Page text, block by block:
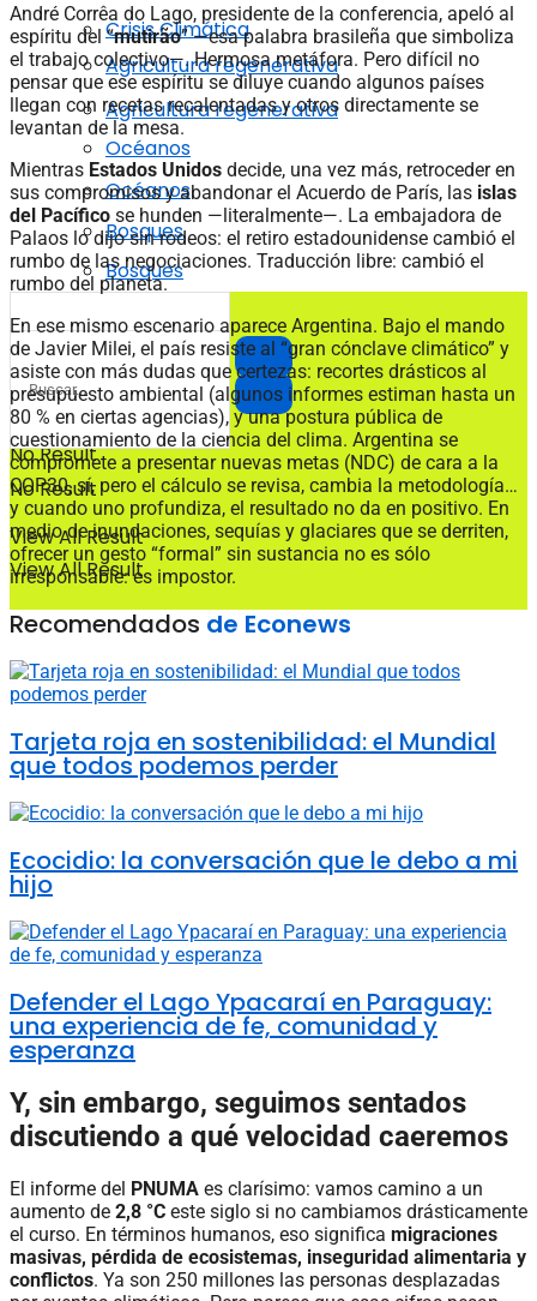
Agricultura regenerativa
Océanos
Bosques
No Result
View All Result
Crisis Climática
Agricultura regenerativa
Océanos
Bosques
No Result
View All Result
André Corrêa do Lago, presidente de la conferencia, apeló al
espíritu del “mutirão” —esa palabra brasileña que simboliza
el trabajo colectivo—. Hermosa metáfora. Pero difícil no
pensar que ese espíritu se diluye cuando algunos países
llegan con recetas recalentadas y otros directamente se
levantan de la mesa.
Mientras Estados Unidos decide, una vez más, retroceder en
sus compromisos y abandonar el Acuerdo de París, las islas
del Pacífico se hunden —literalmente—. La embajadora de
Palaos lo dijo sin rodeos: el retiro estadounidense cambió el
rumbo de las negociaciones. Traducción libre: cambió el
rumbo del planeta.
En ese mismo escenario aparece Argentina. Bajo el mando
de Javier Milei, el país resiste al “gran cónclave climático” y
asiste con más dudas que certezas: recortes drásticos al
presupuesto ambiental (algunos informes estiman hasta un
80 % en ciertas agencias), y una postura pública de
cuestionamiento de la ciencia del clima. Argentina se
compromete a presentar nuevas metas (NDC) de cara a la
COP30, sí, pero el cálculo se revisa, cambia la metodología…
y cuando uno profundiza, el resultado no da en positivo. En
medio de inundaciones, sequías y glaciares que se derriten,
ofrecer un gesto “formal” sin sustancia no es sólo
irresponsable: es impostor.
Recomendados de Econews
Tarjeta roja en sostenibilidad: el Mundial
que todos podemos perder
Ecocidio: la conversación que le debo a mi
hijo
Defender el Lago Ypacaraí en Paraguay:
una experiencia de fe, comunidad y
esperanza
Y, sin embargo, seguimos sentados
discutiendo a qué velocidad caeremos
El informe del PNUMA es clarísimo: vamos camino a un
aumento de 2,8 °C este siglo si no cambiamos drásticamente
el curso. En términos humanos, eso significa migraciones
masivas, pérdida de ecosistemas, inseguridad alimentaria y
conflictos. Ya son 250 millones las personas desplazadas